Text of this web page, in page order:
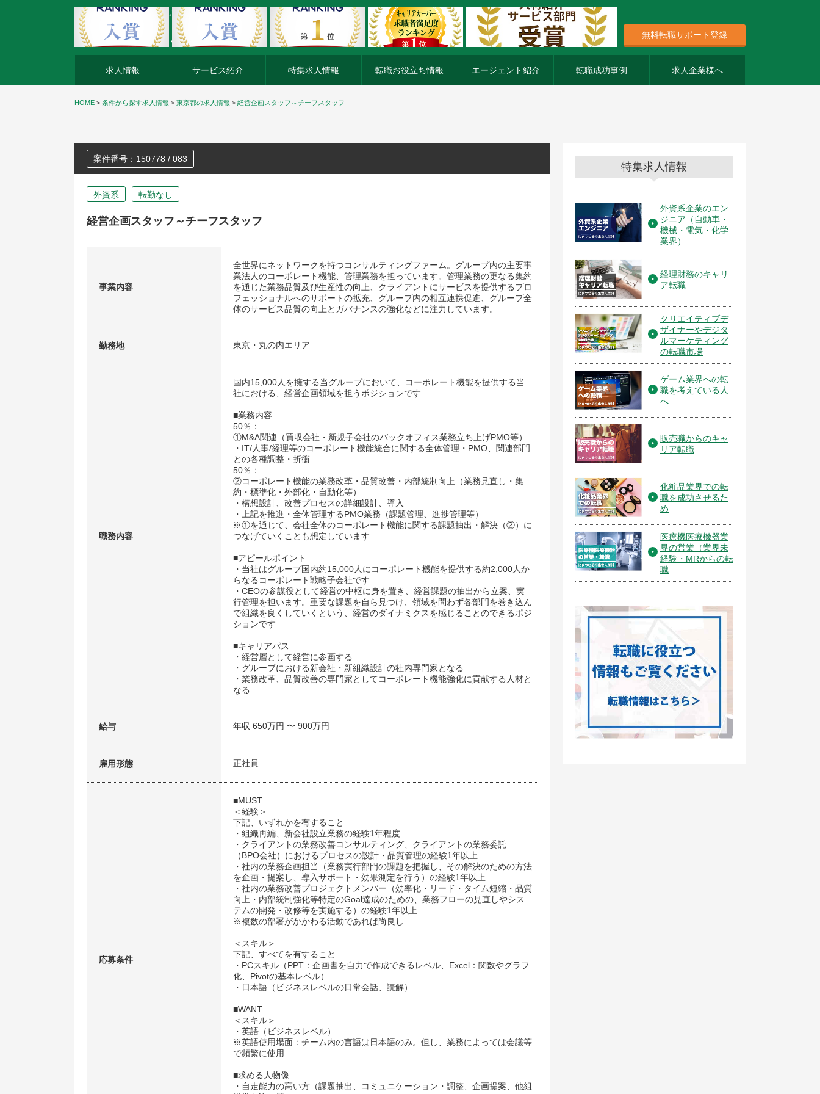
外資系企業の転職・キャリア転職ならアージスジャパン
無料転職サポート登録
求人情報 サービス紹介 特集求人情報 転職お役立ち情報 エージェント紹介 転職成功事例 求人企業様へ
HOME > 条件から探す求人情報 > 東京都の求人情報 > 経営企画スタッフ～チーフスタッフ
案件番号：150778 / 083
外資系 転勤なし
経営企画スタッフ～チーフスタッフ
事業内容
全世界にネットワークを持つコンサルティングファーム。グループ内の主要事
業法人のコーポレート機能、管理業務を担っています。管理業務の更なる集約
を通じた業務品質及び生産性の向上、クライアントにサービスを提供するプロ
フェッショナルへのサポートの拡充、グループ内の相互連携促進、グループ全
体のサービス品質の向上とガバナンスの強化などに注力しています。
勤務地 東京・丸の内エリア
職務内容
国内15,000人を擁する当グループにおいて、コーポレート機能を提供する当
社における、経営企画領域を担うポジションです
■業務内容
50％：
①M&A関連（買収会社・新規子会社のバックオフィス業務立ち上げPMO等）
・IT/人事/経理等のコーポレート機能統合に関する全体管理・PMO、関連部門
との各種調整・折衝
50％：
②コーポレート機能の業務改革・品質改善・内部統制向上（業務見直し・集
約・標準化・外部化・自動化等）
・構想設計、改善プロセスの詳細設計、導入
・上記を推進・全体管理するPMO業務（課題管理、進捗管理等）
※①を通じて、会社全体のコーポレート機能に関する課題抽出・解決（②）に
つなげていくことも想定しています
■アピールポイント
・当社はグループ国内約15,000人にコーポレート機能を提供する約2,000人か
らなるコーポレート戦略子会社です
・CEOの参謀役として経営の中枢に身を置き、経営課題の抽出から立案、実
行管理を担います。重要な課題を自ら見つけ、領域を問わず各部門を巻き込ん
で組織を良くしていくという、経営のダイナミクスを感じることのできるポジ
ションです
■キャリアパス
・経営層として経営に参画する
・グループにおける新会社・新組織設計の社内専門家となる
・業務改革、品質改善の専門家としてコーポレート機能強化に貢献する人材と
なる
給与 年収 650万円 〜 900万円
雇用形態 正社員
応募条件
■MUST
＜経験＞
下記、いずれかを有すること
・組織再編、新会社設立業務の経験1年程度
・クライアントの業務改善コンサルティング、クライアントの業務委託
（BPO会社）におけるプロセスの設計・品質管理の経験1年以上
・社内の業務企画担当（業務実行部門の課題を把握し、その解決のための方法
を企画・提案し、導入サポート・効果測定を行う）の経験1年以上
・社内の業務改善プロジェクトメンバー（効率化・リード・タイム短縮・品質
向上・内部統制強化等特定のGoal達成のための、業務フローの見直しやシス
テムの開発・改修等を実施する）の経験1年以上
※複数の部署がかかわる活動であれば尚良し
＜スキル＞
下記、すべてを有すること
・PCスキル（PPT：企画書を自力で作成できるレベル、Excel：関数やグラフ
化、Pivotの基本レベル）
・日本語（ビジネスレベルの日常会話、読解）
■WANT
＜スキル＞
・英語（ビジネスレベル）
※英語使用場面：チーム内の言語は日本語のみ。但し、業務によっては会議等
で頻繁に使用
■求める人物像
・自走能力の高い方（課題抽出、コミュニケーション・調整、企画提案、他組
特集求人情報
外資系企業のエン
ジニア（自動車・
機械・電気・化学
業界）
経理財務のキャリ
ア転職
クリエイティブデ
ザイナーやデジタ
ルマーケティング
の転職市場
ゲーム業界への転
職を考えている人
へ
販売職からのキャ
リア転職
化粧品業界での転
職を成功させるた
め
医療機医療機器業
界の営業（業界未
経験・MRからの転
職